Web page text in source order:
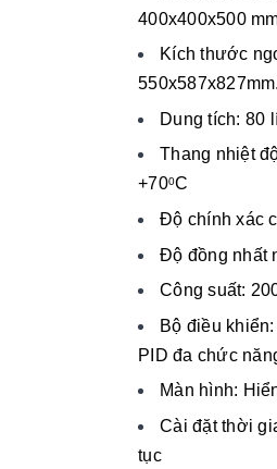
400x400x500
Kích thước
550x587x827mm.
Dung tích: 80
Thang nhiệt
+700C
Độ chính xác
Độ đồng nhất
Công suất:
Bộ điều
PID đa chức
Màn hình:
Cài đặt thời
tục